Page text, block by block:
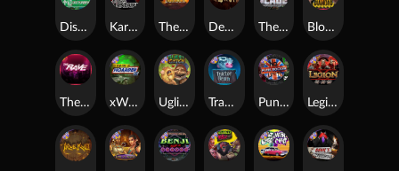
Blood Diamond
Dead Men Walking
Tractor Beam
The Cage
Legion X
Disturbed
Punk Rocker
xWays Hoarder xSplit
Karen Maneater The Border
Ugliest Catch
The Rave